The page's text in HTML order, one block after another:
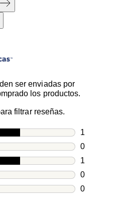
ser enviadas por
los productos.
filtrar reseñas.
1
1 reseña
0
0 reseñas
1
1 reseña
0
0 reseñas
0